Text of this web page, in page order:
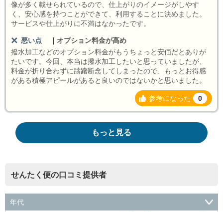
像が多く載せられているので、仕上がりのイメージがしやす
く、安心感を持つことができて、利用することに決めました。
サービスや仕上がりに不満はなかったです。
悪い点
オプション料金が高め
撥水加工などのオプション料金がもうちょっと安価だとありが
たいです。今回、本当は撥水加工したいと思っていましたが、
料金が折り合わずに躊躇断念してしまったので、もっとお得感
がある積極アピールがあると良いのではないかと思いました。
参考になった 0
もっと見る
せんたく便の口コミ提供者
年代